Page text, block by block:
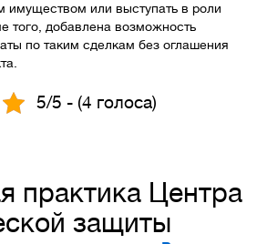
имуществом или выступать в роли
того, добавлена возможность
по таким сделкам без оглашения
5/5 - (4 голоса)
практика Центра
защиты